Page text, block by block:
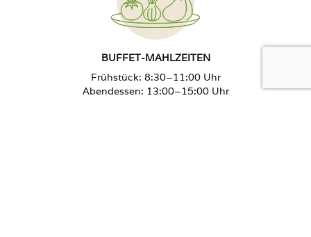
BUFFET-MAHLZEITEN
Frühstück: 8:30–11:00 Uhr
Abendessen: 13:00–15:00 Uhr